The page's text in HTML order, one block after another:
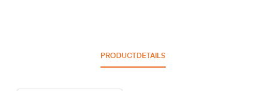
PRODUCTDETAILS